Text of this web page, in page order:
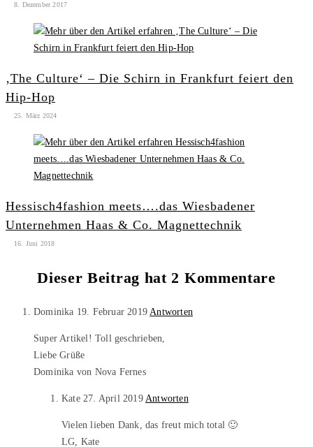
8. Dezember 2017
‚The Culture‘ – Die Schirn in Frankfurt feiert den
Hip-Hop
25. März 2024
Hessisch4fashion meets….das Wiesbadener
Unternehmen Haas & Co. Magnettechnik
16. Juni 2018
Dieser Beitrag hat 2 Kommentare
Dominika 19. Februar 2019 Antworten
Super Artikel! Toll geschrieben,
Liebe Grüße
Dominika von Nova Fernes
Kate 27. April 2019 Antworten
Vielen lieben Dank, das freut mich total 🙂
LG, Kate